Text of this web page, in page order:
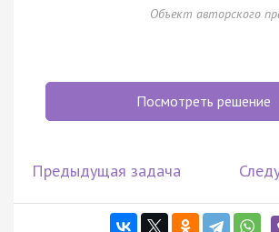
Объект авторского
Посмотреть решение
Предыдущая задача